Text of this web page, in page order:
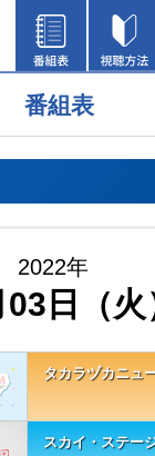
番組表
2022年
日（火
タカラヅカニュ
スカイ・ステー